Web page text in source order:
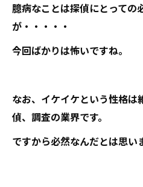
臆病なことは探偵にとっての
が・・・・・
今回ばかりは怖いですね。
なお、イケイケという性格
偵、調査の業界です。
ですから必然なんだとは思い